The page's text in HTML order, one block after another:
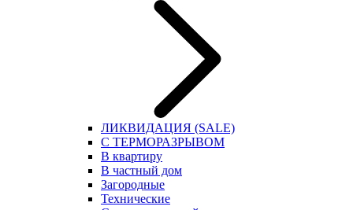
ЛИКВИДАЦИЯ (SALE)
С ТЕРМОРАЗРЫВОМ
В квартиру
В частный дом
Загородные
Технические